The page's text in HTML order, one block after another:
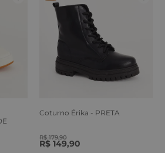
Coturno Érika - PRETA
R$ 179,90
R$ 149,90